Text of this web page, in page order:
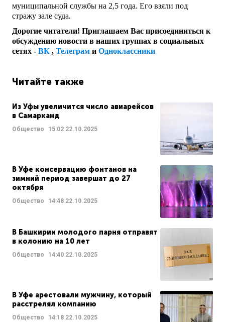
муниципальной службы на 2,5 года. Его взяли под
стражу зале суда.
Дорогие читатели! Приглашаем Вас присоединиться к
обсуждению новости в наших группах в социальных
сетях - ВК , Телеграм и Одноклассники
Читайте также
Из Уфы увеличится число авиарейсов
в Самарканд
Общество 15:02 22.10.2025
В Уфе консервацию фонтанов на
зимний период завершат до 27
октября
Общество 14:48 22.10.2025
В Башкирии молодого парня отправят
в колонию на 10 лет
Общество 14:40 22.10.2025
В Уфе арестовали мужчину, который
расстрелял компанию
Общество 14:18 22.10.2025